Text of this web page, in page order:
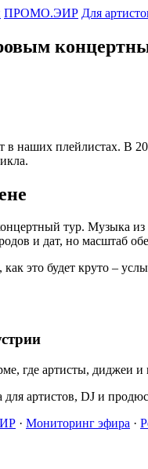
ПРОМО.ЭИР Для
в наших плейлистах. В
тур. Музыка
и дат, но масштаб
это будет круто –
где артисты, диджеи и
артистов, DJ и
· Мониторинг эфира ·